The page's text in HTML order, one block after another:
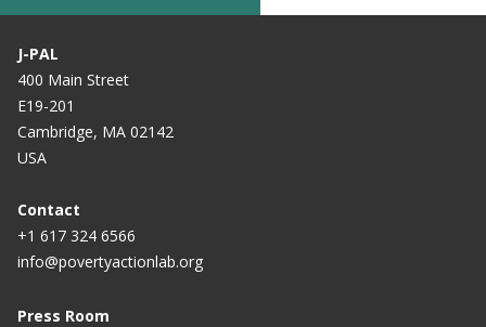
J-PAL
400 Main Street
E19-201
Cambridge, MA 02142
USA
Contact
+1 617 324 6566
info@povertyactionlab.org
Press Room